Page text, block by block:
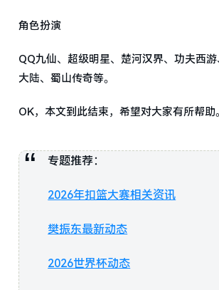
角色扮演
QQ九仙、超级明星、楚河汉界、功夫西
大陆、蜀山传奇等。
OK，本文到此结束，希望对大家有所帮助
专题推荐：
2026年扣篮大赛相关资讯
樊振东最新动态
2026世界杯动态